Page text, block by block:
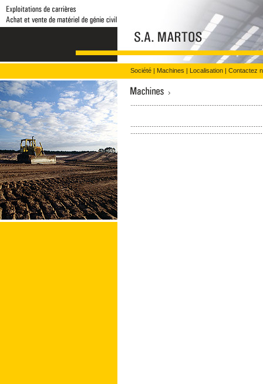
Société | Machines | Localisation | Contactez